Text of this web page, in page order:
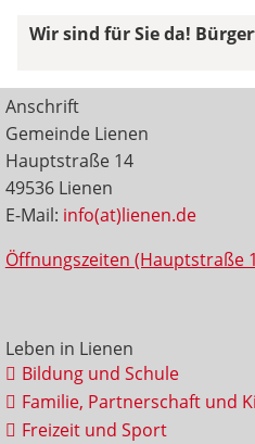
Wir sind für Sie da!
Anschrift
Gemeinde Lienen
Hauptstraße 14
49536 Lienen
E-Mail: info(at)lienen.de
Öffnungszeiten (Hauptstraße
Leben in Lienen
Bildung und Schule
Familie, Partnerschaft und
Freizeit und Sport